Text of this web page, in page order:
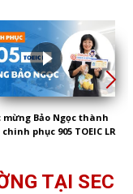
mừng Bảo Ngọc thành
phục 905 TOEIC LR
TẠI SEC